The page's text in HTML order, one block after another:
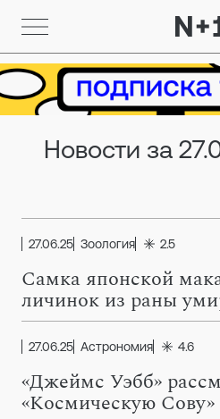
Новости за
27.06.25 Зоология 2.5
Самка японской
личинок из раны
27.06.25 Астрономия 4.6
«Джеймс Уэбб»
«Космическую Сову»